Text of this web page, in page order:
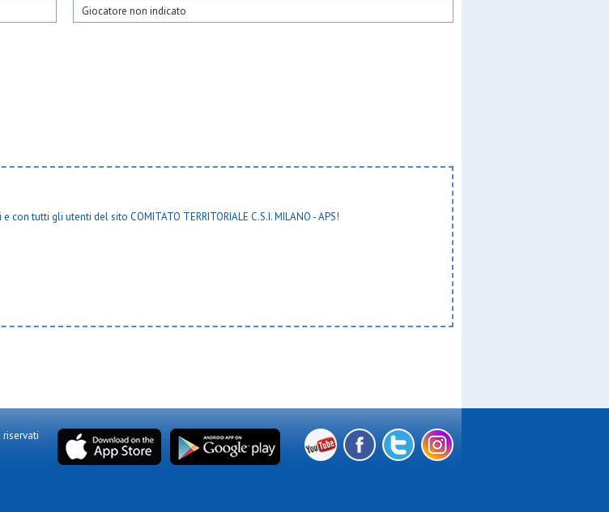
Giocatore non indicato
tutti gli utenti del sito COMITATO TERRITORIALE C.S.I. MILANO - APS!
riservati